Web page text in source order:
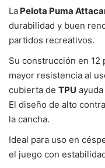
La Pelota Puma
durabilidad y buen
partidos recreativos.
Su construcción en 12
mayor resistencia al
cubierta de TPU
El diseño de alto
la cancha.
Ideal para uso en
el juego con